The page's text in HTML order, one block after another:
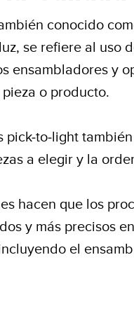
conocido
se refiere al uso
ensambladores y
o producto.
pick-to-light
a elegir y la
hacen que los
y más precisos
el